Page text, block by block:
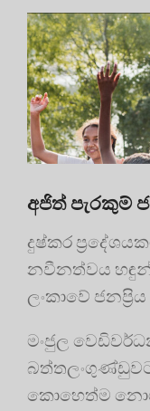
අජිත් පැරකුම්
දුෂ්කර
නවීනත්වය
ලංකාවේ
මංජුල
කොහෙත්ම